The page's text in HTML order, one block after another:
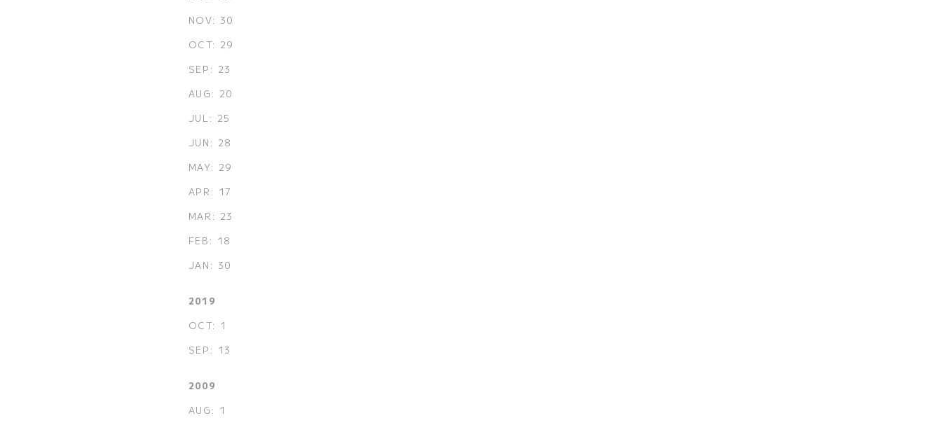
NOV: 30
OCT: 29
SEP: 23
AUG: 20
JUL: 25
JUN: 28
MAY: 29
APR: 17
MAR: 23
FEB: 18
JAN: 30
2019
OCT: 1
SEP: 13
2009
AUG: 1